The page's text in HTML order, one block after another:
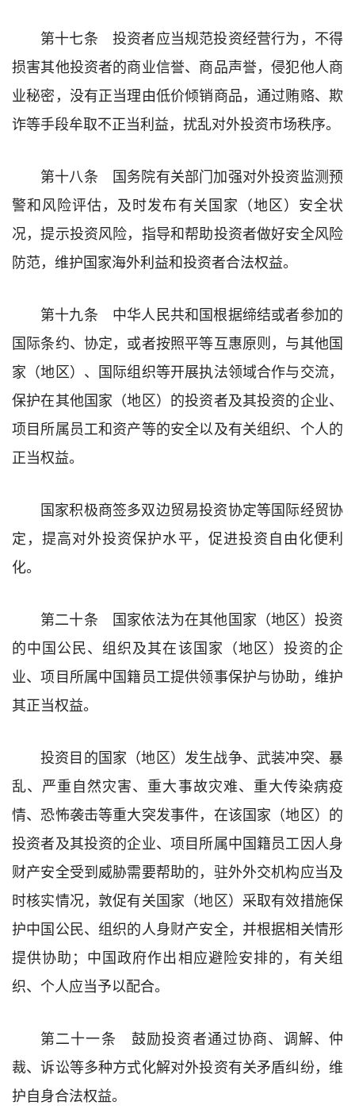
第十七条 投资者应当规范投资经营行为，不得
损害其他投资者的商业信誉、商品声誉，侵犯他人商
业秘密，没有正当理由低价倾销商品，通过贿赂、欺
诈等手段牟取不正当利益，扰乱对外投资市场秩序。
第十八条 国务院有关部门加强对外投资监测预
警和风险评估，及时发布有关国家（地区）安全状
况，提示投资风险，指导和帮助投资者做好安全风险
防范，维护国家海外利益和投资者合法权益。
第十九条 中华人民共和国根据缔结或者参加的
国际条约、协定，或者按照平等互惠原则，与其他国
家（地区）、国际组织等开展执法领域合作与交流，
保护在其他国家（地区）的投资者及其投资的企业、
项目所属员工和资产等的安全以及有关组织、个人的
正当权益。
国家积极商签多双边贸易投资协定等国际经贸协
定，提高对外投资保护水平，促进投资自由化便利
化。
第二十条 国家依法为在其他国家（地区）投资
的中国公民、组织及其在该国家（地区）投资的企
业、项目所属中国籍员工提供领事保护与协助，维护
其正当权益。
投资目的国家（地区）发生战争、武装冲突、暴
乱、严重自然灾害、重大事故灾难、重大传染病疫
情、恐怖袭击等重大突发事件，在该国家（地区）的
投资者及其投资的企业、项目所属中国籍员工因人身
财产安全受到威胁需要帮助的，驻外外交机构应当及
时核实情况，敦促有关国家（地区）采取有效措施保
护中国公民、组织的人身财产安全，并根据相关情形
提供协助；中国政府作出相应避险安排的，有关组
织、个人应当予以配合。
第二十一条 鼓励投资者通过协商、调解、仲
裁、诉讼等多种方式化解对外投资有关矛盾纠纷，维
护自身合法权益。